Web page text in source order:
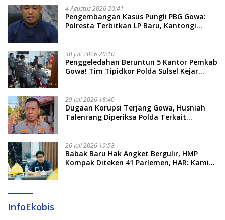
4 Agustus 2026 20:41
Pengembangan Kasus Pungli PBG Gowa:
Polresta Terbitkan LP Baru, Kantongi
30 Juli 2026 20:10
Penggeledahan Beruntun 5 Kantor Pemkab
Gowa! Tim Tipidkor Polda Sulsel Kejar
29 Juli 2026 18:40
Dugaan Korupsi Terjang Gowa, Husniah
Talenrang Diperiksa Polda Terkait
26 Juli 2026 19:58
​Babak Baru Hak Angket Bergulir, HMP
Kompak Diteken 41 Parlemen, HAR: Kami
InfoEkobis